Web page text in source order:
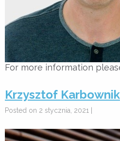
For more information
Krzysztof Karbownik
Posted on 2 stycznia, 2021 |